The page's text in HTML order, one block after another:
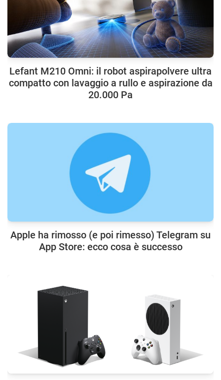
Lefant M210 Omni: il robot aspirapolvere ultra
compatto con lavaggio a rullo e aspirazione da
20.000 Pa
Apple ha rimosso (e poi rimesso) Telegram su
App Store: ecco cosa è successo